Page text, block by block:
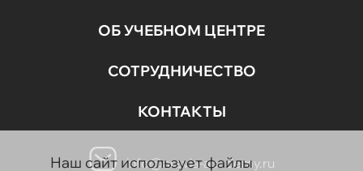
ОБ УЧЕБНОМ ЦЕНТРЕ
СОТРУДНИЧЕСТВО
КОНТАКТЫ
info@aravia-academy.ru
Наш сайт использует файлы